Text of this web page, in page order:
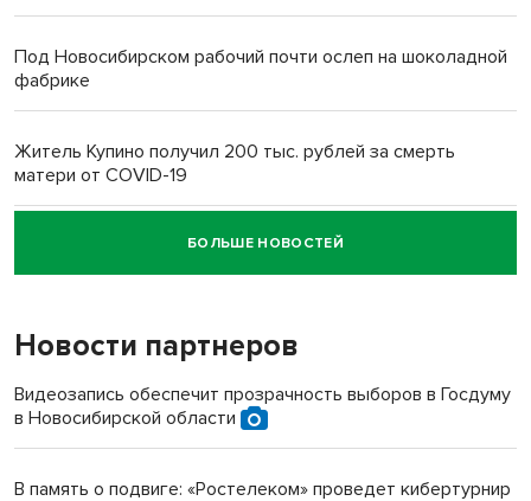
Под Новосибирском рабочий почти ослеп на шоколадной
фабрике
Житель Купино получил 200 тыс. рублей за смерть
матери от COVID-19
Новосибирский суд наказал водителя за смерть
пенсионерки на вокзале
«Мы живём на пастбище!»: в новосибирском селе лошади
терроризируют жителей
Инвалид получил условный срок за избиение врачей
БОЛЬШЕ НОВОСТЕЙ
Новости партнеров
Видеозапись обеспечит прозрачность выборов в Госдуму
в Новосибирской области
В память о подвиге: «Ростелеком» проведет кибертурнир